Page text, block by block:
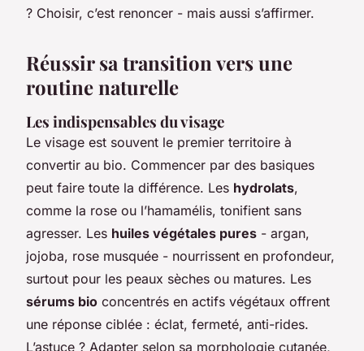
? Choisir, c’est renoncer - mais aussi s’affirmer.
Réussir sa transition vers une
routine naturelle
Les indispensables du visage
Le visage est souvent le premier territoire à
convertir au bio. Commencer par des basiques
peut faire toute la différence. Les hydrolats,
comme la rose ou l’hamamélis, tonifient sans
agresser. Les huiles végétales pures - argan,
jojoba, rose musquée - nourrissent en profondeur,
surtout pour les peaux sèches ou matures. Les
sérums bio concentrés en actifs végétaux offrent
une réponse ciblée : éclat, fermeté, anti-rides.
L’astuce ? Adapter selon sa morphologie cutanée,